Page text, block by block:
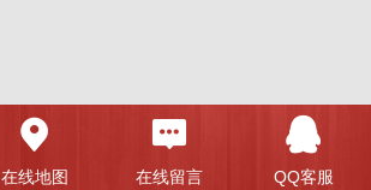
在线地图 在线留言 QQ客服